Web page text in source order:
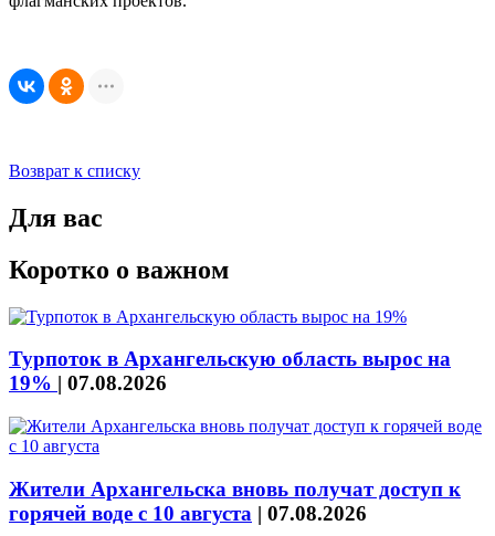
Возврат к списку
Для вас
Коротко о важном
Турпоток в Архангельскую область вырос на
19% | 07.08.2026
Жители Архангельска вновь получат доступ к
горячей воде с 10 августа | 07.08.2026